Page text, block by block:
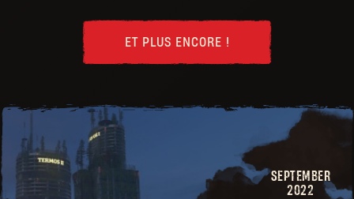
ET PLUS ENCORE !
SEPTEMBER
2022